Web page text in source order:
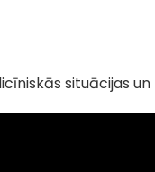
situācijas